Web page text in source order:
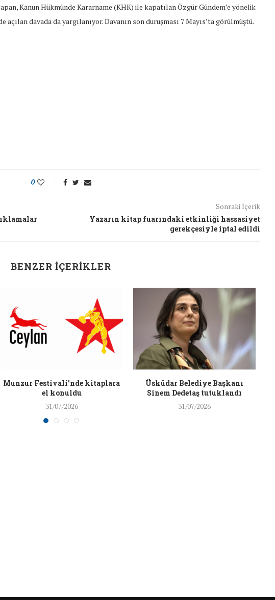
Kanun Hükmünde Kararname (KHK) ile kapatılan Özgür Gündem’e yönelik
davada da yargılanıyor. Davanın son duruşması 7 Mayıs’ta görülmüştü.
0
Sonraki İçerik
Yazarın kitap fuarındaki etkinliği hassasiyet
gerekçesiyle iptal edildi
BENZER İÇERIKLER
Munzur Festivali’nde kitaplara
el konuldu
31/07/2026
Üsküdar Belediye Başkanı
Sinem Dedetaş tutuklandı
31/07/2026
Nefret Söylemi
19/Mar/2018
Şubat Ayında Çatışma Çözümü
Konuştuk
26/Şub/2018